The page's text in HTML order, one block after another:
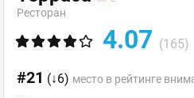
Ресторан
4.07 (165)
#21 (↓6) место в рейтинге